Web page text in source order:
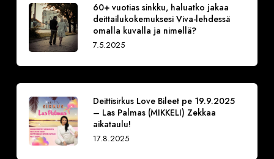
60+ vuotias sinkku, haluatko jakaa
deittailukokemuksesi Viva-lehdessä
omalla kuvalla ja nimellä?
7.5.2025
Deittisirkus Love Bileet pe 19.9.2025
– Las Palmas (MIKKELI) Zekkaa
aikataulu!
17.8.2025